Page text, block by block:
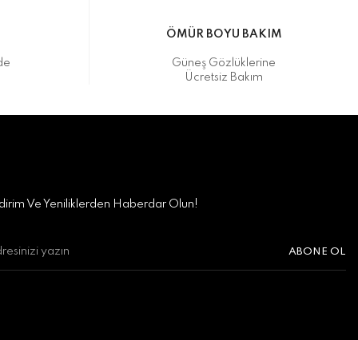
ÖMÜR BOYU BAKIM
Güneş Gözlüklerine
Ücretsiz Bakım
Ve Yeniliklerden Haberdar Olun!
ABONE OL